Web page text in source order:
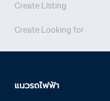
Create Listing
Create Looking for
แนวรถไฟฟ้า